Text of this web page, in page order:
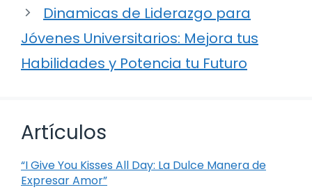
Dinamicas de Liderazgo para
Jóvenes Universitarios: Mejora tus
Habilidades y Potencia tu Futuro
Artículos
“I Give You Kisses All Day: La Dulce Manera de
Expresar Amor”